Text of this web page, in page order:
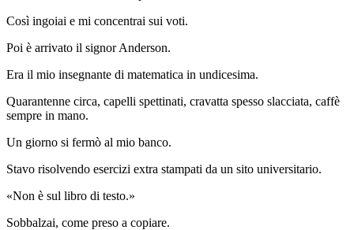
Così ingoiai e mi concentrai sui voti.
Poi è arrivato il signor Anderson.
Era il mio insegnante di matematica in undicesima.
Quarantenne circa, capelli spettinati, cravatta spesso slacciata, caffè
sempre in mano.
Un giorno si fermò al mio banco.
Stavo risolvendo esercizi extra stampati da un sito universitario.
«Non è sul libro di testo.»
Sobbalzai, come preso a copiare.